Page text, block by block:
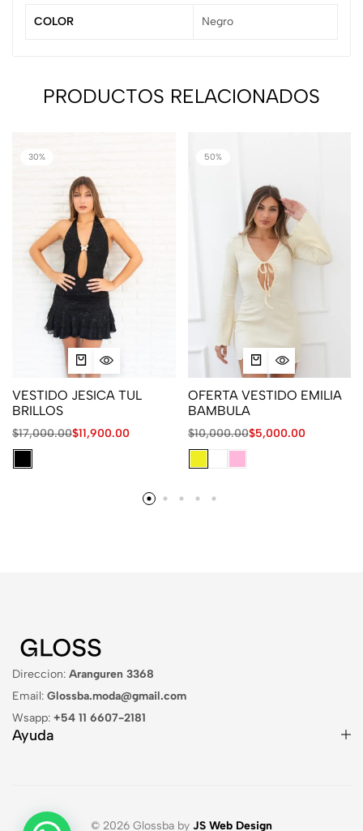
COLOR Negro
PRODUCTOS RELACIONADOS
30%
VESTIDO JESICA TUL
BRILLOS
$17,000.00$11,900.00
50%
OFERTA VESTIDO EMILIA
BAMBULA
$10,000.00$5,000.00
Direccion: Aranguren 3368
Email: Glossba.moda@gmail.com
Wsapp: +54 11 6607-2181
Ayuda
© 2026 Glossba by JS Web Design